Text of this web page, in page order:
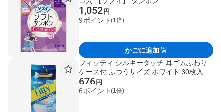
1,052 円
9ポイント (1倍)
かごに追加
フィッティ シルキータッチ 耳ゴムふわり
ケース付 ふつうサイズ ホワイト 30枚入
【フィッティ】 使い捨てマスク
676 円
6ポイント (1倍)